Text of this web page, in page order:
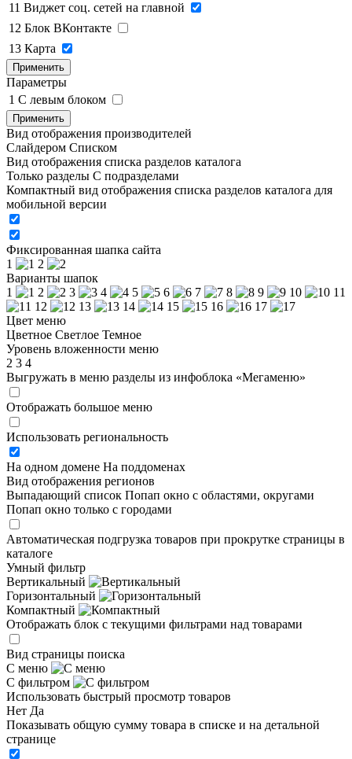
11 Виджет соц. сетей на главной
12 Блок ВКонтакте
13 Карта
Применить
Параметры
1 C левым блоком
Применить
Вид отображения производителей
Слайдером Списком
Вид отображения списка разделов каталога
Только разделы С подразделами
Компактный вид отображения списка разделов каталога для
мобильной версии
Фиксированная шапка сайта
1
2
Варианты шапок
1
2 3 4 5 6 7 8 9 10
11
12
13 14 15 16
17
Цвет меню
Цветное Светлое Темное
Уровень вложенности меню
2 3 4
Выгружать в меню разделы из инфоблока «Мегаменю»
Отображать большое меню
Использовать региональность
На одном домене На поддоменах
Вид отображения регионов
Выпадающий список Попап окно c областями, округами
Попап окно только с городами
Автоматическая подгрузка товаров при прокрутке страницы в
каталоге
Умный фильтр
Вертикальный
Горизонтальный
Компактный
Отображать блок с текущими фильтрами над товарами
Вид страницы поиска
С меню
С фильтром
Использовать быстрый просмотр товаров
Нет Да
Показывать общую сумму товара в списке и на детальной
странице